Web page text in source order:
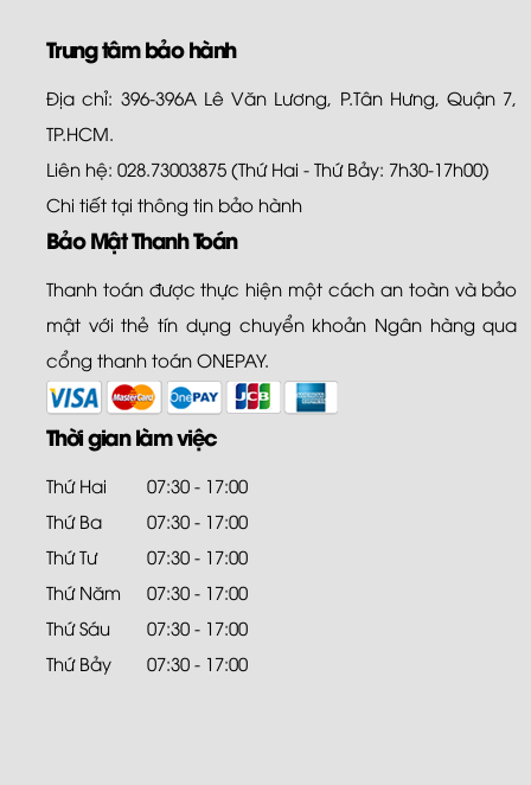
Trung tâm bảo hành
Địa chỉ: 396-396A Lê Văn Lương, P.Tân Hưng, Quận 7,
TP.HCM.
Liên hệ: 028.73003875 (Thứ Hai - Thứ Bảy: 7h30-17h00)
Chi tiết tại thông tin bảo hành
Bảo Mật Thanh Toán
Thanh toán được thực hiện một cách an toàn và bảo
mật với thẻ tín dụng chuyển khoản Ngân hàng qua
cổng thanh toán ONEPAY.
Thời gian làm việc
Thứ Hai
07:30 - 17:00
Thứ Ba
07:30 - 17:00
Thứ Tư
07:30 - 17:00
Thứ Năm
07:30 - 17:00
Thứ Sáu
07:30 - 17:00
Thứ Bảy
07:30 - 17:00